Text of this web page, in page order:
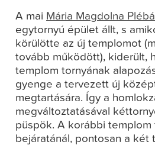
A mai Mária Magdolna
egytornyú épület állt, s
körülötte az új templomot
tovább működött), kiderült,
templom tornyának
gyenge a tervezett új
megtartására. Így a
megváltoztatásával
püspök. A korábbi templom
bejáratánál, pontosan a két